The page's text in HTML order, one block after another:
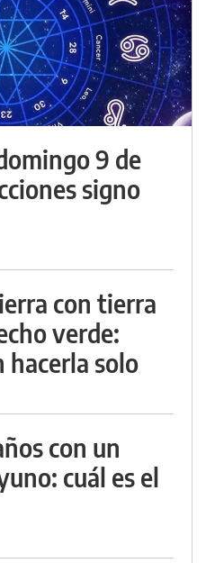
9 de
signo
con tierra
verde:
hacerla solo
con un
cuál es el